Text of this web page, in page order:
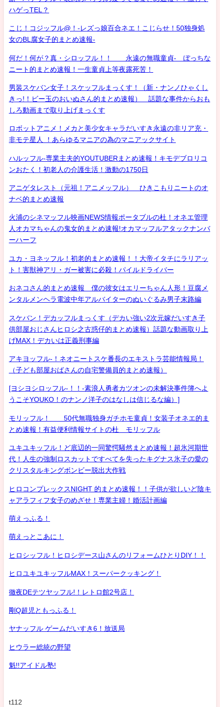
ハゲっTEL？
こじ！コジッフル@！-レズっ娘百合ネエ！こじらせ！50独身処
女のBL腐女子的まとめ速報-
何だ！何が？真・シロッフル！！ 永遠の無職童貞- ぼっちな
ニート的まとめ速報！一生童貞上等夜露死苦！
男装スケバン女子！スケッフルまっくす！（新・ナンノひゃくし
きっ!！ビー玉のおいぬさん的まとめ速報） 話題な事件からおも
しろ動画まで取り上げまっくす
ロボットアニメ！メカと美少女キャラだいすき永遠の非リア充・
非モテ星人 ！あらゆるマニアの為のマニアックサイト
ハルッフル-専業主夫的YOUTUBERまとめ速報！キモデブロリコ
ンおたく！初老人の介護生活！激動の1750日
アニゲタレスト（元祖！アニメッフル） ひきこもりニートのオ
ナベ的まとめ速報
火浦のシネマッフル映画NEWS情報ポータブルの杜！オネエ管理
人オカマちゃんの鬼女的まとめ速報!オカマッフルアタックナンバ
ーハーフ
ユカ・ヨネッフル！初老的まとめ速報！！大帝イタチにラリアッ
ト！害獣神アリ・ガー被害に必殺！パイルドライバー
おネコさん的まとめ速報 僕の彼女はエリーちゃん人形！豆腐メ
ンタルメンヘラ電波中年アルバイターのぬいぐるみ男子末路編
スケバン！デカッフルまっくす（デカい強い2次元嫁だいすき子
供部屋おじさんヒロシ之古惑仔的まとめ速報）話題な動画取り上
げMAX！デカいは正義刑事編
アキヨッフル-！ネオニートスケ番長のエキストラ芸能情報局！
（子ども部屋おばさんの自宅警備員的まとめ速報）
[ヨシヨシロッフル-！！-素浪人勇者カツオンの未解決事件簿へよ
うこそYOUKO！のナンノ洋子のはなしは信じるな編）]
モリッフル！ 50代無職独身ガチホモ童貞！女装子オネエ的ま
とめ速報！有益便利情報サイトの杜 モリッフル
ユキユキッフル！ど底辺的一同驚愕騒然まとめ速報！超氷河期世
代！人生の強制ロスカットですべてを失ったキグナス氷子の愛の
クリスタルキングボンビー脱出大作戦
ヒロコンプレックスNIGHT 的まとめ速報！！子供が欲しいど陰キ
ャアラフィフ女子のめざせ！専業主婦！婚活計画編
萌えっふる！
萌えっとこあに！
ヒロシッフル！ヒロシデース山さんのリフォームひとりDIY！！
ヒロユキユキッフルMAX！スーパークッキング！
徹夜DEテツヤッフル!！レトロ館2号店！
剛Q超児ともっふる！
ヤナッフル ゲームだいすき6！放送局
ヒウラー総統の野望
魁!!アイドル塾!
t112